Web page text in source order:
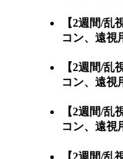
【2週間/
コン、遠視
【2週間/
コン、遠視
【2週間/
コン、遠視
【2週間/